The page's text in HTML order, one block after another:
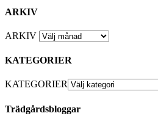
ARKIV
ARKIV
KATEGORIER
KATEGORIER
Trädgårdsbloggar